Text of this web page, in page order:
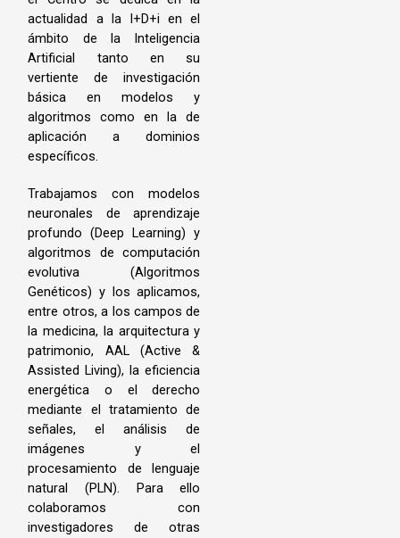
actualidad a la I+D+i en el
ámbito de la Inteligencia
Artificial tanto en su
vertiente de investigación
básica en modelos y
algoritmos como en la de
aplicación a dominios
específicos.
Trabajamos con modelos
neuronales de aprendizaje
profundo (Deep Learning) y
algoritmos de computación
evolutiva (Algoritmos
Genéticos) y los aplicamos,
entre otros, a los campos de
la medicina, la arquitectura y
patrimonio, AAL (Active &
Assisted Living), la eficiencia
energética o el derecho
mediante el tratamiento de
señales, el análisis de
imágenes y el
procesamiento de lenguaje
natural (PLN). Para ello
colaboramos con
investigadores de otras